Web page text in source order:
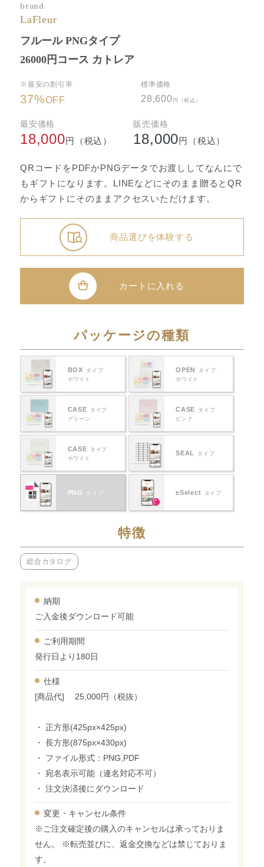
brand
LaFleur
フルール PNGタイプ
26000円コース カトレア
※最安の割引率
37%OFF
標準価格
28,600 円（税込）
最安価格
18,000円（税込）
販売価格
18,000円（税込）
商品選びを体験する
QRコードをPDFかPNGデータでお渡ししてなんにで
もギフトになります。LINEなどにそのまま贈るとQR
からギフトにそのままアクセスいただけます。
カートに入れる
パッケージの種類
BOX
タイプ
ホワイト
OPEN
タイプ
ホワイト
CASE
タイプ
グリーン
CASE
タイプ
ピンク
CASE
タイプ
ホワイト
SEAL タイプ
PNG タイプ eSelect タイプ
特徴
総合カタログ
納期
ご入金後ダウンロード可能
ご利用期間
発行日より180日
仕様
[商品代] 25,000円（税抜）
・ 正方形(425px×425px)
・ 長方形(875px×430px)
・ ファイル形式：PNG,PDF
・ 宛名表示可能（連名対応不可）
・ 注文決済後にダウンロード
変更・ キャンセル条件
※ご注文確定後の購入のキャンセルは承っておりま
せん。 ※転売並びに、返金交換などは禁じておりま
す。